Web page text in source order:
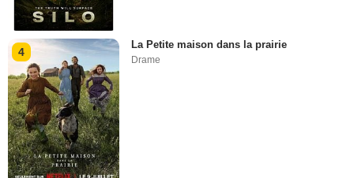
4
La Petite maison dans la prairie
Drame